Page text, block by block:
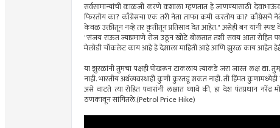
सर्वसामान्यांची काळजी करणे कशाला म्हणतात हे जाणण्यासाठी
फिरतोय का? काँग्रेसचा एक तरी नेता ताफा कमी करतोय का? काँग्रेसचे
केवळ उक्तीतून नव्हे तर कृतीतून प्रतिसाद देत आहेत." असेही बन यांनी
"संजय राऊत ज्याप्रमाणे रोज उठून खोटे बोलतात तशी सवय आता रोहित
मेलोडी चॉकलेट काय आहे हे देशाला माहिती आहे आणि झुरळ काय आहेत
या झुरळांनी तुमचा पक्षही पोखरून टाकलाय त्याकडे जरा जास्त लक्ष
नाही. भारतीय अर्थव्यवस्थाही कुणी कुरतडू शकत नाही. ती हिंमत
असे वाटते त्या रोहित पवारांनी लक्षात घ्यावे की, हा देश पंतप्रधान
ठणकावून सांगितले.(Petrol Price Hike)